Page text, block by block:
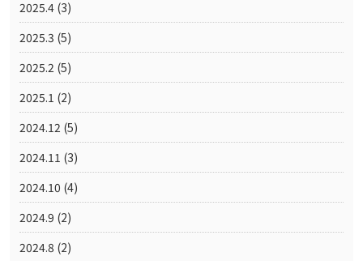
2025.4 (3)
2025.3 (5)
2025.2 (5)
2025.1 (2)
2024.12 (5)
2024.11 (3)
2024.10 (4)
2024.9 (2)
2024.8 (2)